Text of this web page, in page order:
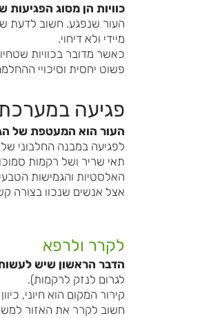
כוויות הן מסוג הפגיעות
העור שנפגע. חשוב לדעת
מיידי ולא דיחוי.
כאשר מדובר בכוויות
פשוט יחסית וסיכויי
פגיעה
העור הוא המעטפת של
לפגיעה במבנה החלבוני
תאי שריר ושל רקמות
האלסטיות והגמישות
אצל אנשים שנכוו בצורה
לקרר ולרפא
הדבר הראשון שיש
לגרום לנזק לרקמות).
קירור המקום הוא חיוני,
חשוב לקרר את האזור